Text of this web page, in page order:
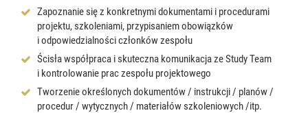
Zapoznanie się z konkretnymi dokumentami i procedurami
projektu, szkoleniami, przypisaniem obowiązków
i odpowiedzialności członków zespołu
Ścisła współpraca i skuteczna komunikacja ze Study Team
i kontrolowanie prac zespołu projektowego
Tworzenie określonych dokumentów / instrukcji / planów /
procedur / wytycznych / materiałów szkoleniowych /itp.